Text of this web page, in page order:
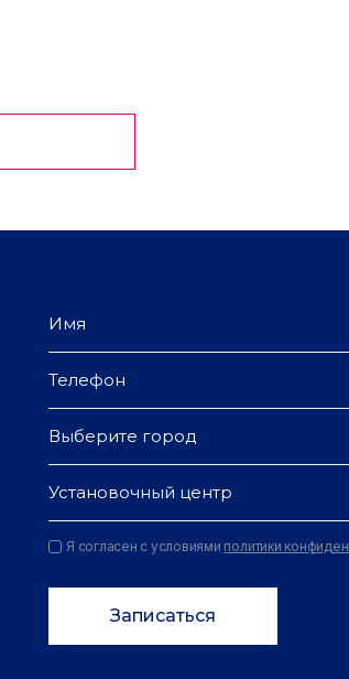
Выберите город
Установочный центр
Я согласен с условиями политики
Записаться